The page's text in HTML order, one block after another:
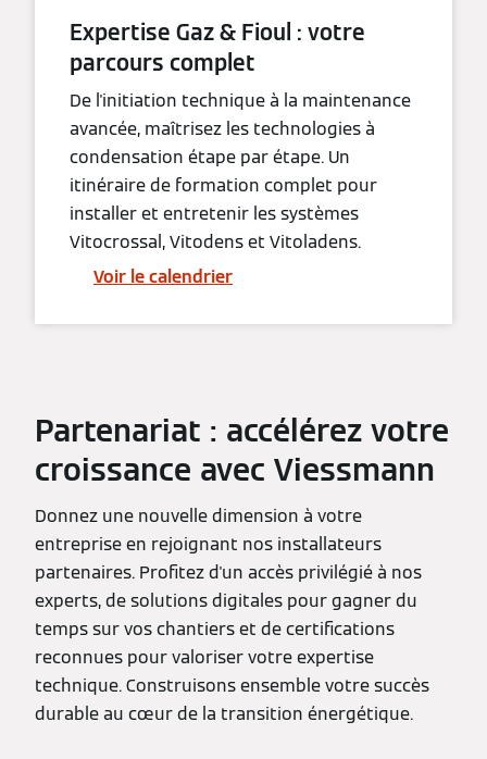
Expertise Gaz & Fioul : votre
parcours complet
De l'initiation technique à la maintenance
avancée, maîtrisez les technologies à
condensation étape par étape. Un
itinéraire de formation complet pour
installer et entretenir les systèmes
Vitocrossal, Vitodens et Vitoladens.
Voir le calendrier
Partenariat : accélérez votre
croissance avec Viessmann
Donnez une nouvelle dimension à votre
entreprise en rejoignant nos installateurs
partenaires. Profitez d'un accès privilégié à nos
experts, de solutions digitales pour gagner du
temps sur vos chantiers et de certifications
reconnues pour valoriser votre expertise
technique. Construisons ensemble votre succès
durable au cœur de la transition énergétique.